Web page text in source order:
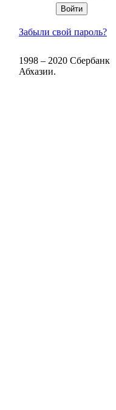
Забыли свой пароль?
1998 – 2020 Сбербанк
Абхазии.